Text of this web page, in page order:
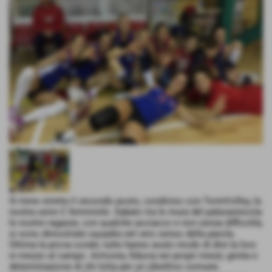
Si tiene stretta il secondo posto, condiviso con TorreVolley, la
nostra serie C femminile. Sabato tra le mura del palavannicola
le nostre ragazze, con qualche acciacco e non senza difficoltà,
si sono dimostrate squadra nel vero senso della parola.
Ottima la prova corale, tutte hanno avuto modo di dire la loro
in mezzo al campo. Armonia, fiducia nei propri mezzi, grinta e
determinazione di chi lotta per un obiettivo comune.